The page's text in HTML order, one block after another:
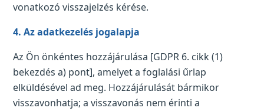
vonatkozó visszajelzés kérése.
4. Az adatkezelés jogalapja
Az Ön önkéntes hozzájárulása [GDPR 6. cikk (1)
bekezdés a) pont], amelyet a foglalási űrlap
elküldésével ad meg. Hozzájárulását bármikor
visszavonhatja; a visszavonás nem érinti a